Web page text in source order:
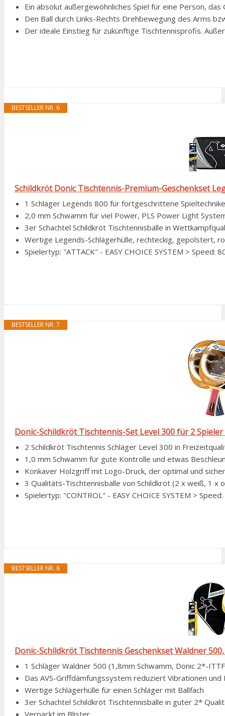
Ein absolut außergewöhnliches Spiel für eine Person,
Den Ball durch Links-Rechts Drehbewegung des Arms
Der ideale Einstieg für zukünftige Tischtennisprofis.
BESTSELLER NR. 6
Schildkröt Donic Tischtennis-Premium-Geschenkset
1 Schläger Legends 800 für fortgeschrittene
2,0 mm Schwamm für viel Power, PLS Power Light
3er Schachtel Schildkröt Tischtennisbälle in
Wertige Legends-Schlägerhülle, rechteckig, gepolstert,
Spielertyp: "ATTACK" - EASY CHOICE SYSTEM > Speed:
BESTSELLER NR. 7
Donic-Schildkröt Tischtennis-Set Level 300 für 2 Spieler
2 Schildkröt Tischtennis Schläger Level 300 in
1,0 mm Schwamm für gute Kontrolle und etwas
Konkaver Holzgriff mit Logo-Druck, der optimal und
3 Qualitäts-Tischtennisbälle von Schildkröt (2 x weiß, 1 x
Spielertyp: "CONTROL" - EASY CHOICE SYSTEM >
BESTSELLER NR. 8
Donic-Schildkröt Tischtennis Geschenkset Waldner
1 Schläger Waldner 500 (1,8mm Schwamm, Donic 2*-
Das AVS-Griffdämfungssystem reduziert Vibrationen und
Wertige Schlägerhülle für einen Schläger mit Ballfach
3er Schachtel Schildkröt Tischtennisbälle in guter 2*